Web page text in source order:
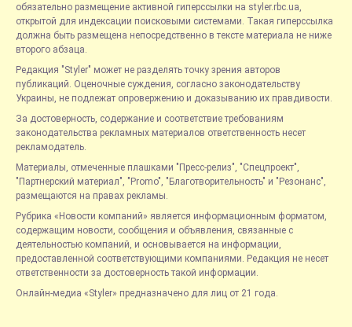
обязательно размещение активной гиперссылки на styler.rbc.ua,
открытой для индексации поисковыми системами. Такая гиперссылка
должна быть размещена непосредственно в тексте материала не ниже
второго абзаца.
Редакция "Styler" может не разделять точку зрения авторов
публикаций. Оценочные суждения, согласно законодательству
Украины, не подлежат опровержению и доказыванию их правдивости.
За достоверность, содержание и соответствие требованиям
законодательства рекламных материалов ответственность несет
рекламодатель.
Материалы, отмеченные плашками "Пресс-релиз", "Спецпроект",
"Партнерский материал", "Promo", "Благотворительность" и "Резонанс",
размещаются на правах рекламы.
Рубрика «Новости компаний» является информационным форматом,
содержащим новости, сообщения и объявления, связанные с
деятельностью компаний, и основывается на информации,
предоставленной соответствующими компаниями. Редакция не несет
ответственности за достоверность такой информации.
Онлайн-медиа «Styler» предназначено для лиц от 21 года.